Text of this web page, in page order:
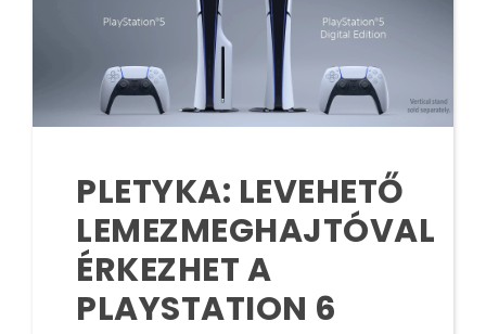
PLETYKA: LEVEHETŐ
LEMEZMEGHAJTÓVAL
ÉRKEZHET A
PLAYSTATION 6